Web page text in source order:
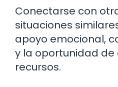
Conectarse con
situaciones
apoyo emocional,
y la oportunidad
recursos.